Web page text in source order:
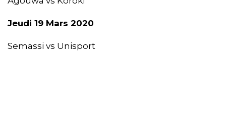
Jeudi 19 Mars 2020
Semassi vs Unisport